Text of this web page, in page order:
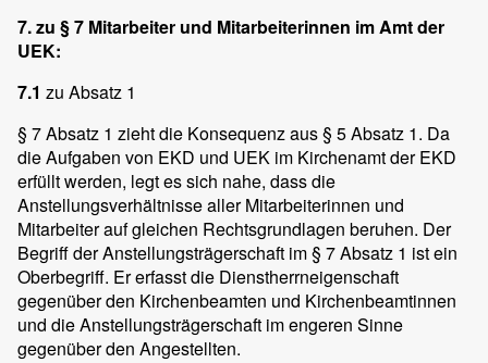
7. zu § 7 Mitarbeiter und Mitarbeiterinnen im Amt der
UEK:
7.1 zu Absatz 1
§ 7 Absatz 1 zieht die Konsequenz aus § 5 Absatz 1. Da
die Aufgaben von EKD und UEK im Kirchenamt der EKD
erfüllt werden, legt es sich nahe, dass die
Anstellungsverhältnisse aller Mitarbeiterinnen und
Mitarbeiter auf gleichen Rechtsgrundlagen beruhen. Der
Begriff der Anstellungsträgerschaft im § 7 Absatz 1 ist ein
Oberbegriff. Er erfasst die Dienstherrneigenschaft
gegenüber den Kirchenbeamten und Kirchenbeamtinnen
und die Anstellungsträgerschaft im engeren Sinne
gegenüber den Angestellten.